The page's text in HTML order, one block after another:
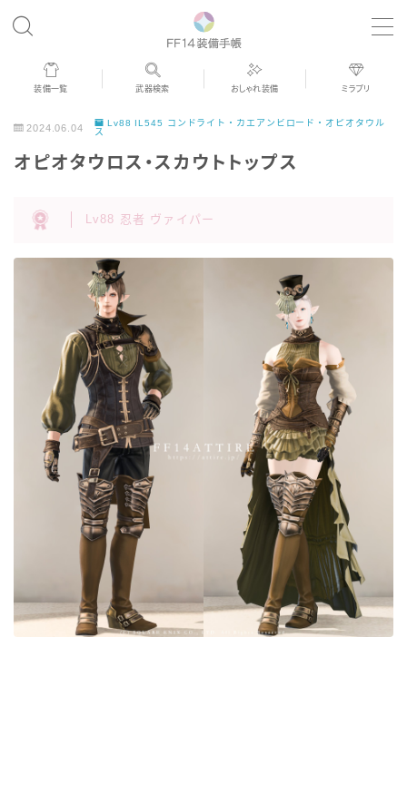
MENU
歴代ジョブAF
男女別デザイン
アネモス（染色可能紅蓮AF）
ゴーグル
目隠し
口隠し
フルフェイス
頭装備ギミックあり
装備一覧 武器検索 おしゃれ装備 ミラプリ
2024.06.04
Lv88 IL545 コンドライト・カエアンビロード・オピオタウル
ス
オピオタウロス・スカウトトップス
Lv88 忍者 ヴァイパー